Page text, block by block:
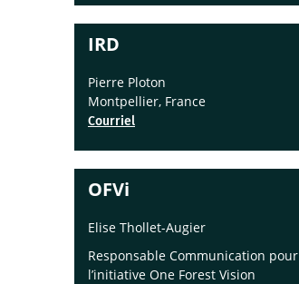
IRD
Pierre Ploton
Montpellier, France
Courriel
OFVi
Elise Thollet-Augier
Responsable Communication pour
l’initiative One Forest Vision